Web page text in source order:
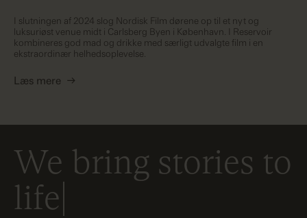
I slutningen af 2024 slog Nordisk Film dørene op til et nyt og
luksuriøst venue midt i Carlsberg Byen i København. I Reservoir
kombineres god mad og drikke med særligt udvalgte film i en
ekstraordinær helhedsoplevelse.
Læs mere →
We bring stories to
life